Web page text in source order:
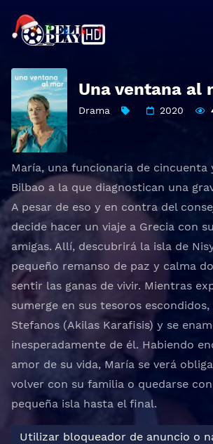
Una ventana al
Drama 2020
María, una funcionaria de cincuenta
Bilbao a la que diagnostican una
A pesar de eso y en contra del
decide hacer un viaje a Grecia con
amigas. Allí, descubrirá la isla de
pequeño remanso de paz y calma
sentir las ganas de vivir. Mientras
sumerge en sus tesoros
Stefanos (Akilas Karafisis) y se
inesperadamente de él. Habiendo
amor de su vida, María se verá
volver con su familia o quedarse
pequeña isla hasta el final.
Utilizar bloqueador de anuncio o